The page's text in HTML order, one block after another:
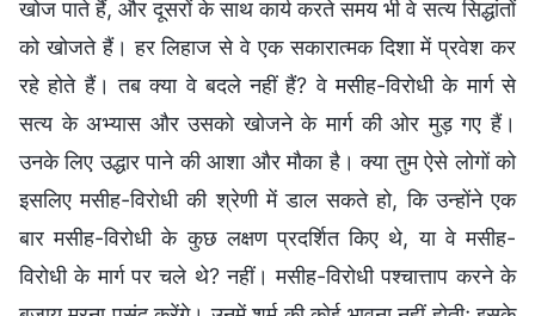
खोज पाते हैं, और दूसरों के साथ कार्य करते समय भी वे सत्य सिद्धांतों
को खोजते हैं। हर लिहाज से वे एक सकारात्मक दिशा में प्रवेश कर
रहे होते हैं। तब क्या वे बदले नहीं हैं? वे मसीह-विरोधी के मार्ग से
सत्य के अभ्यास और उसको खोजने के मार्ग की ओर मुड़ गए हैं।
उनके लिए उद्धार पाने की आशा और मौका है। क्या तुम ऐसे लोगों को
इसलिए मसीह-विरोधी की श्रेणी में डाल सकते हो, कि उन्होंने एक
बार मसीह-विरोधी के कुछ लक्षण प्रदर्शित किए थे, या वे मसीह-
विरोधी के मार्ग पर चले थे? नहीं। मसीह-विरोधी पश्‍चात्ताप करने के